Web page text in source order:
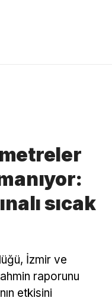
sıcak
İzmir ve
raporunu
etkisini